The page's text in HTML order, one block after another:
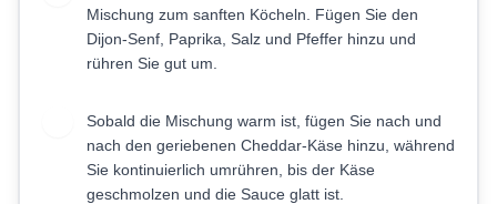
Mischung zum sanften Köcheln. Fügen Sie den
Dijon-Senf, Paprika, Salz und Pfeffer hinzu und
rühren Sie gut um.
Sobald die Mischung warm ist, fügen Sie nach und
nach den geriebenen Cheddar-Käse hinzu, während
Sie kontinuierlich umrühren, bis der Käse
geschmolzen und die Sauce glatt ist.